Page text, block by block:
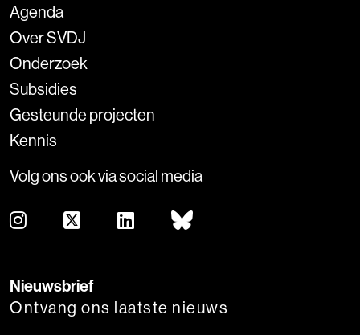
Agenda
Over SVDJ
Onderzoek
Subsidies
Gesteunde projecten
Kennis
Volg ons ook via social media
Nieuwsbrief
Ontvang ons laatste nieuws